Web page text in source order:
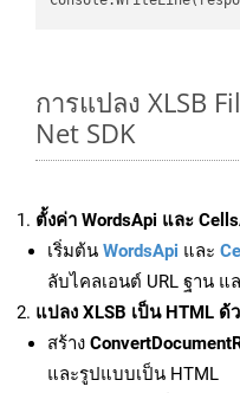
การแปลง XLSB
Net SDK
ตั้งค่า WordsApi และ
เริ่มต้น WordsApi และ
ลับไคลเอนต์ URL ฐาน
แปลง XLSB เป็น HTML ด้
สร้าง
และรูปแบบเป็น HTML